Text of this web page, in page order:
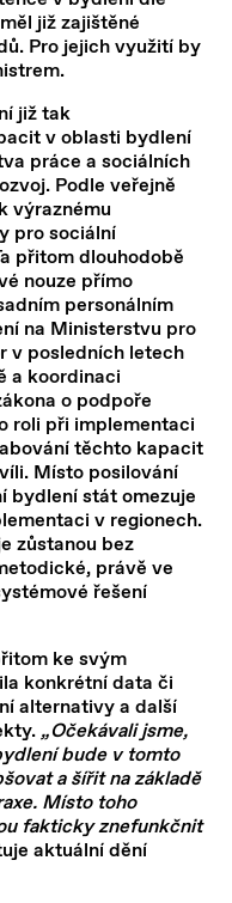
již zajištěné
Pro jejich využití by
již tak
v oblasti bydlení
práce a sociálních
Podle veřejně
výraznému
pro sociální
přitom dlouhodobě
nouze přímo
personálním
na Ministerstvu pro
v posledních letech
a koordinaci
o podpoře
roli při implementaci
těchto kapacit
Místo posilování
bydlení stát omezuje
v regionech.
zůstanou bez
právě ve
řešení
ke svým
konkrétní data či
alternativy a další
„Očekávali jsme,
bude v tomto
a šířit na základě
Místo toho
fakticky znefunkčnit
aktuální dění